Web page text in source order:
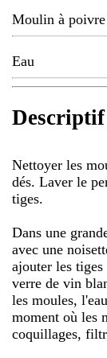
Moulin à poivre
Eau
Descriptif
Nettoyer les
dés. Laver le
tiges.
Dans une
avec une
ajouter les
verre de vin
les moules,
moment où les
coquillages,